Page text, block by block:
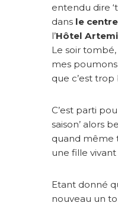
entendu dire
dans le
l’Hôtel
Le soir
mes
que c’est trop
C’est parti
saison’ alors
quand même
une fille
Etant donné
nouveau un